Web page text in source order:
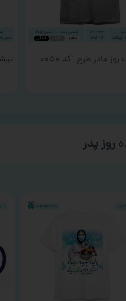
مادر طرح ‘ کد ۰۰۵۰ ‘
روز پدر